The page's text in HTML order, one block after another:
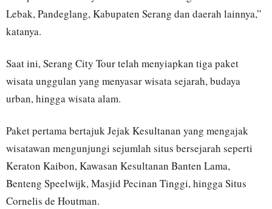
Lebak, Pandeglang, Kabupaten Serang dan daerah lainnya,”
katanya.
Saat ini, Serang City Tour telah menyiapkan tiga paket
wisata unggulan yang menyasar wisata sejarah, budaya
urban, hingga wisata alam.
Paket pertama bertajuk Jejak Kesultanan yang mengajak
wisatawan mengunjungi sejumlah situs bersejarah seperti
Keraton Kaibon, Kawasan Kesultanan Banten Lama,
Benteng Speelwijk, Masjid Pecinan Tinggi, hingga Situs
Cornelis de Houtman.